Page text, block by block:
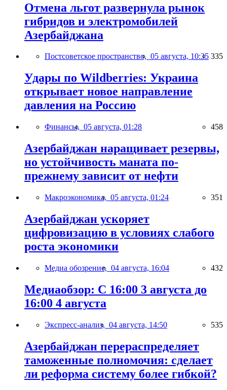
Отмена льгот развернула рынок
гибридов и электромобилей
Азербайджана
Постсоветское пространство, 05 августа, 10:35 335
Удары по Wildberries: Украина
открывает новое направление
давления на Россию
Финансы, 05 августа, 01:28 458
Азербайджан наращивает резервы,
но устойчивость маната по-
прежнему зависит от нефти
Макроэкономика, 05 августа, 01:24 351
Азербайджан ускоряет
цифровизацию в условиях слабого
роста экономики
Медиа обозрение, 04 августа, 16:04 432
Медиаобзор: С 16:00 3 августа до
16:00 4 августа
Экспресс-анализ, 04 августа, 14:50 535
Азербайджан перераспределяет
таможенные полномочия: сделает
ли реформа систему более гибкой?